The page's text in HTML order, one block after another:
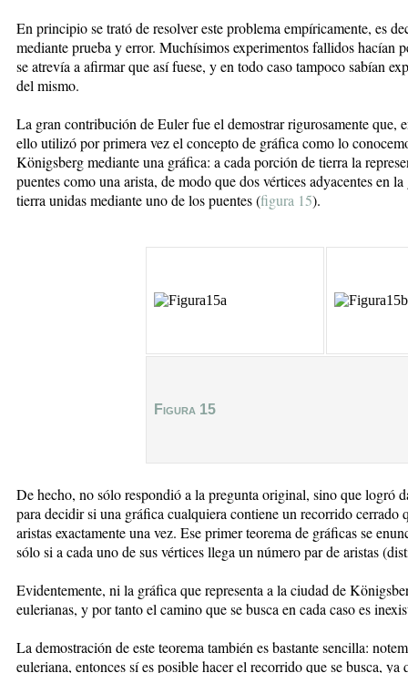
En principio se trató de resolver este problema empíricamente, es
mediante prueba y error. Muchísimos experimentos fallidos hacían
se atrevía a afirmar que así fuese, y en todo caso tampoco sabían
del mismo.
La gran contribución de Euler fue el demostrar rigurosamente que,
ello utilizó por primera vez el concepto de gráfica como lo
Königsberg mediante una gráfica: a cada porción de tierra la
puentes como una arista, de modo que dos vértices adyacentes en
tierra unidas mediante uno de los puentes (figura 15).
Figura 15
De hecho, no sólo respondió a la pregunta original, sino que logró
para decidir si una gráfica cualquiera contiene un recorrido cerrado
aristas exactamente una vez. Ese primer teorema de gráficas se
sólo si a cada uno de sus vértices llega un número par de aristas
Evidentemente, ni la gráfica que representa a la ciudad de
eulerianas, y por tanto el camino que se busca en cada caso es
La demostración de este teorema también es bastante sencilla:
euleriana, entonces sí es posible hacer el recorrido que se busca, ya